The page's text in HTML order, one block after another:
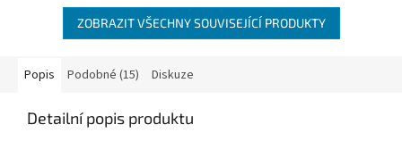
ZOBRAZIT VŠECHNY SOUVISEJÍCÍ PRODUKTY
Popis Podobné (15) Diskuze
Detailní popis produktu